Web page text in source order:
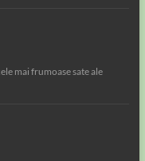
mai frumoase sate ale